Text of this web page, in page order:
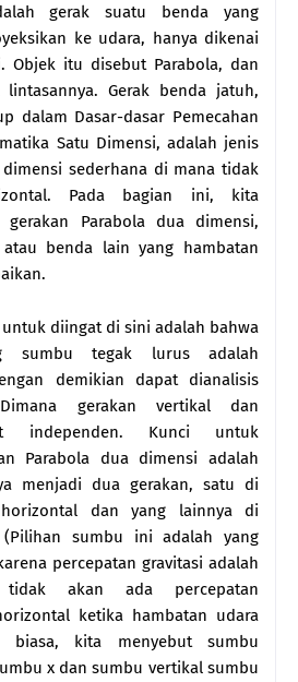
gerak suatu benda yang
ke udara, hanya dikenai
Objek itu disebut Parabola, dan
Gerak benda jatuh,
dalam Dasar-dasar Pemecahan
Satu Dimensi, adalah jenis
sederhana di mana tidak
Pada bagian ini, kita
gerakan Parabola dua dimensi,
benda lain yang hambatan
diingat di sini adalah bahwa
sumbu tegak lurus adalah
demikian dapat dianalisis
gerakan vertikal dan
independen. Kunci untuk
Parabola dua dimensi adalah
menjadi dua gerakan, satu di
dan yang lainnya di
(Pilihan sumbu ini adalah yang
percepatan gravitasi adalah
tidak akan ada percepatan
ketika hambatan udara
biasa, kita menyebut sumbu
x dan sumbu vertikal sumbu